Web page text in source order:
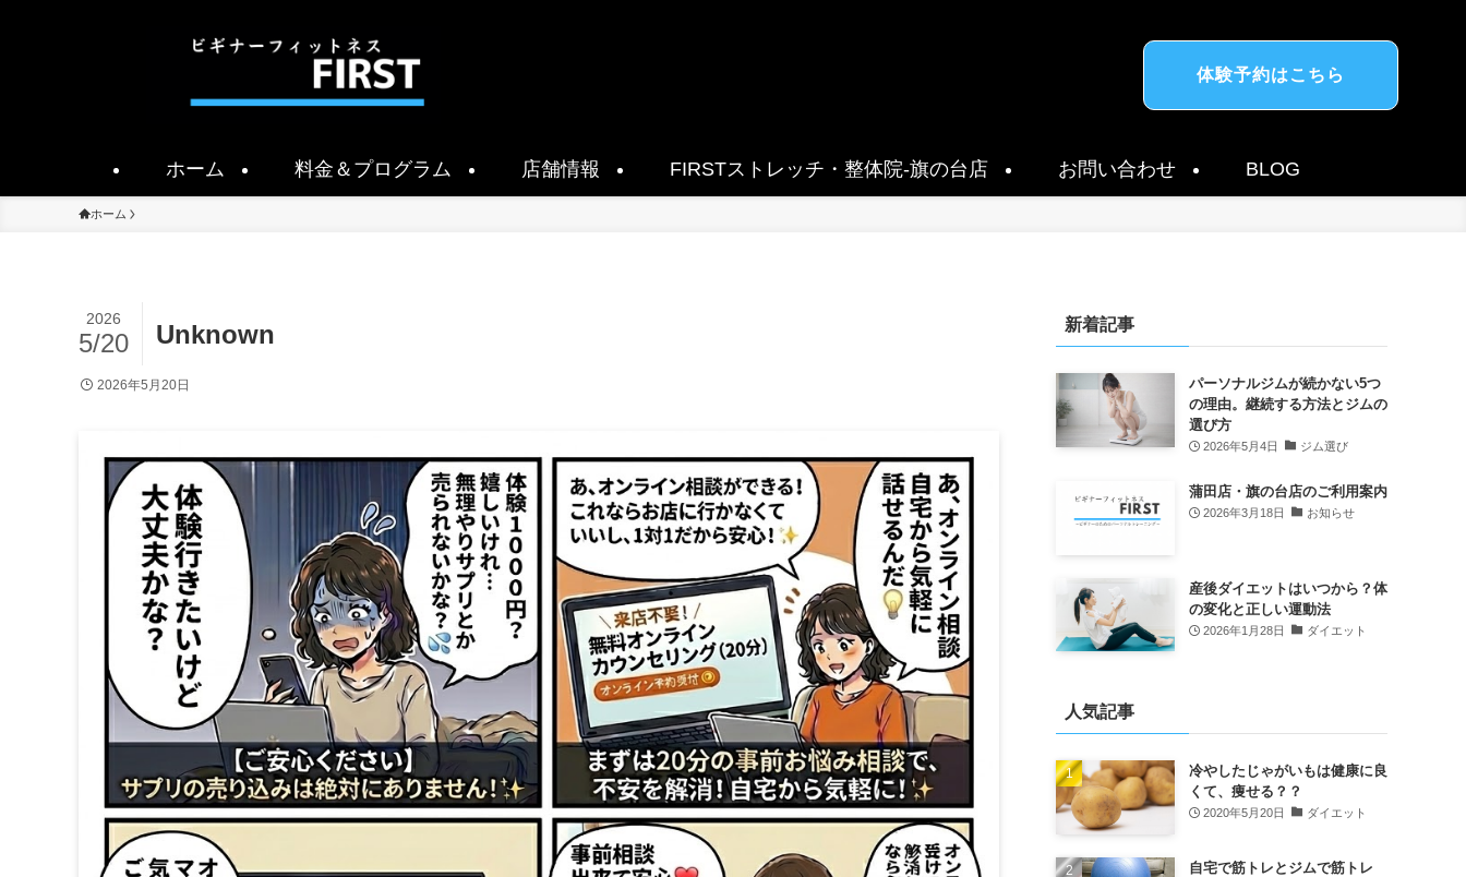
ホーム 料金＆プログラム 店舗情報 FIRSTストレッチ・整体院-旗の台店 お問い合わせ BLOG
体験予約はこちら
ホーム
Unknown
2026
5/20
2026年5月20日
新着記事
パーソナルジムが続かない5つ
の理由。継続する方法とジムの
選び方
2026年5月4日 ジム選び
蒲田店・旗の台店のご利用案内
2026年3月18日 お知らせ
産後ダイエットはいつから？体
の変化と正しい運動法
2026年1月28日 ダイエット
人気記事
冷やしたじゃがいもは健康に良
くて、痩せる？？
2020年5月20日 ダイエット
自宅で筋トレとジムで筋トレ